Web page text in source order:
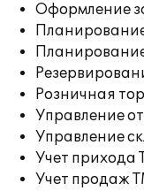
Оформление
Розничная
Управление
Управление
Учет прихода
Учет продаж